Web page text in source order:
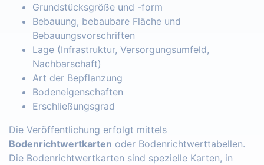
Grundstücksgröße und -form
Bebauung, bebaubare Fläche und
Bebauungsvorschriften
Lage (Infrastruktur, Versorgungsumfeld,
Nachbarschaft)
Art der Bepflanzung
Bodeneigenschaften
Erschließungsgrad
Die Veröffentlichung erfolgt mittels
Bodenrichtwertkarten oder Bodenrichtwerttabellen.
Die Bodenrichtwertkarten sind spezielle Karten, in